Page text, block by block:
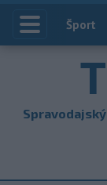
Index
Šport